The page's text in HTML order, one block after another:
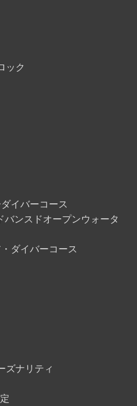
ック
イバーコース
ンスドオープンウォータ
ダイバーコース
ズナリティ